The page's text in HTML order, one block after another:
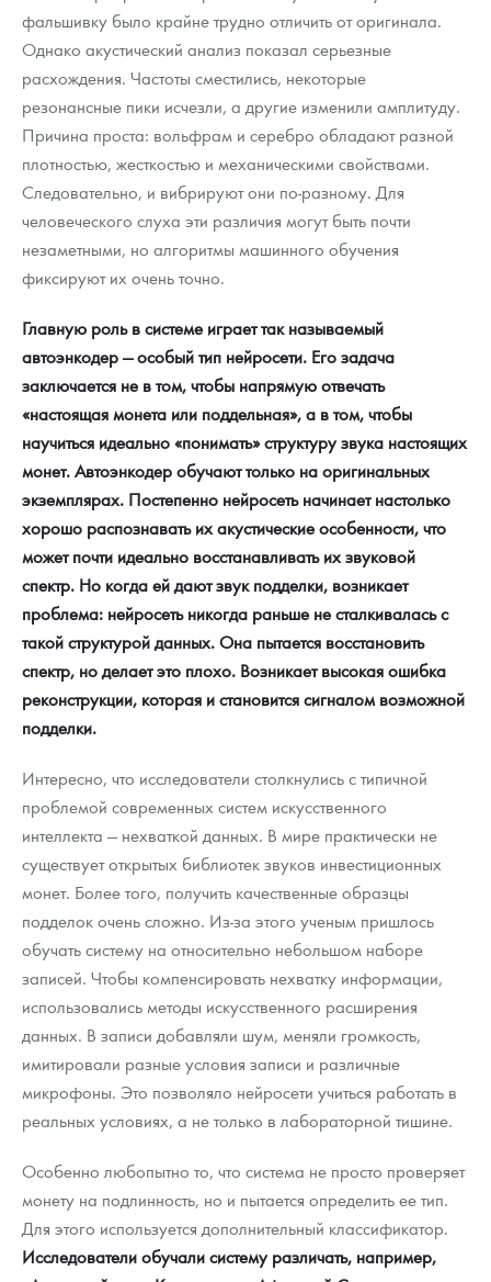
фальшивку было крайне трудно отличить от оригинала.
Однако акустический анализ показал серьезные
расхождения. Частоты сместились, некоторые
резонансные пики исчезли, а другие изменили амплитуду.
Причина проста: вольфрам и серебро обладают разной
плотностью, жесткостью и механическими свойствами.
Следовательно, и вибрируют они по-разному. Для
человеческого слуха эти различия могут быть почти
незаметными, но алгоритмы машинного обучения
фиксируют их очень точно.
Главную роль в системе играет так называемый
автоэнкодер — особый тип нейросети. Его задача
заключается не в том, чтобы напрямую отвечать
«настоящая монета или поддельная», а в том, чтобы
научиться идеально «понимать» структуру звука настоящих
монет. Автоэнкодер обучают только на оригинальных
экземплярах. Постепенно нейросеть начинает настолько
хорошо распознавать их акустические особенности, что
может почти идеально восстанавливать их звуковой
спектр. Но когда ей дают звук подделки, возникает
проблема: нейросеть никогда раньше не сталкивалась с
такой структурой данных. Она пытается восстановить
спектр, но делает это плохо. Возникает высокая ошибка
реконструкции, которая и становится сигналом возможной
подделки.
Интересно, что исследователи столкнулись с типичной
проблемой современных систем искусственного
интеллекта — нехваткой данных. В мире практически не
существует открытых библиотек звуков инвестиционных
монет. Более того, получить качественные образцы
подделок очень сложно. Из-за этого ученым пришлось
обучать систему на относительно небольшом наборе
записей. Чтобы компенсировать нехватку информации,
использовались методы искусственного расширения
данных. В записи добавляли шум, меняли громкость,
имитировали разные условия записи и различные
микрофоны. Это позволяло нейросети учиться работать в
реальных условиях, а не только в лабораторной тишине.
Особенно любопытно то, что система не просто проверяет
монету на подлинность, но и пытается определить ее тип.
Для этого используется дополнительный классификатор.
Исследователи обучали систему различать, например,